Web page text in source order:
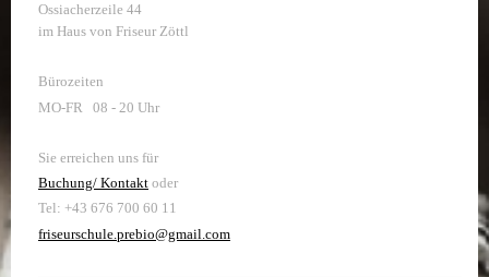
Ossiacherzeile 44
im Haus von Friseur Zöttl
Bürozeiten
MO-FR 08 - 20 Uhr
Sie erreichen uns für
Buchung/ Kontakt oder
Tel: +43 676 700 60 11
friseurschule.prebio@gmail.com